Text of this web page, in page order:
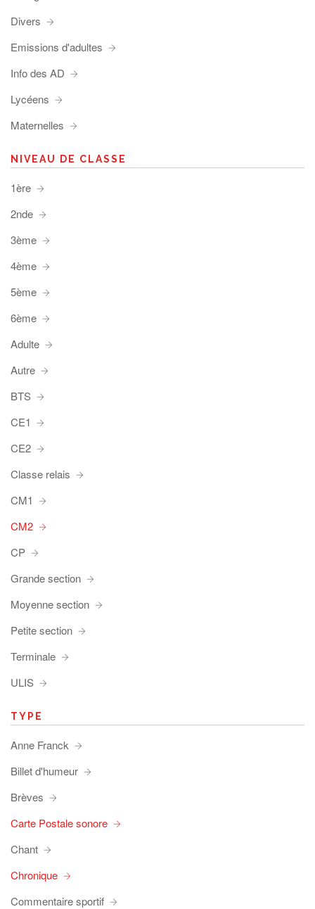
Divers
Emissions d'adultes
Info des AD
Lycéens
Maternelles
NIVEAU DE CLASSE
1ère
2nde
3ème
4ème
5ème
6ème
Adulte
Autre
BTS
CE1
CE2
Classe relais
CM1
CM2
CP
Grande section
Moyenne section
Petite section
Terminale
ULIS
TYPE
Anne Franck
Billet d'humeur
Brèves
Carte Postale sonore
Chant
Chronique
Commentaire sportif